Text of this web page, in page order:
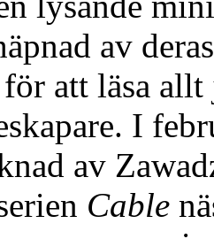
av
att läsa allt
I
av
Cable